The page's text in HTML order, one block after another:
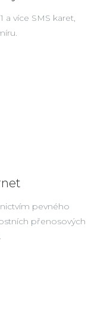
a více SMS karet,
pevného
přenosových